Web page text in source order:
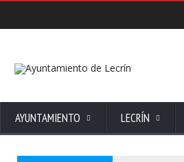
AYUNTAMIENTO LECRÍN